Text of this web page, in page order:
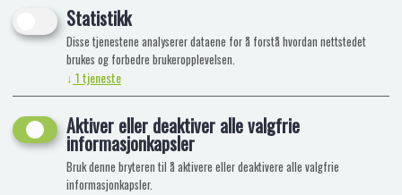
Statistikk
Disse tjenestene analyserer dataene for å forstå hvordan nettstedet
brukes og forbedre brukeropplevelsen.
↓ 1tjeneste
Aktiver eller deaktiver alle valgfrie
informasjonkapsler
Bruk denne bryteren til å aktivere eller deaktivere alle valgfrie
informasjonkapsler.